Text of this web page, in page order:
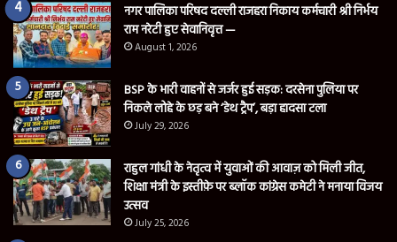
नगर पालिका परिषद दल्ली राजहरा निकाय कर्मचारी श्री निर्भय
राम नरेटी हुए सेवानिवृत्त —
August 1, 2026
BSP के भारी वाहनों से जर्जर हुई सड़क: दरसेना पुलिया पर
निकले लोहे के छड़ बने ‘डेथ ट्रैप’, बड़ा हादसा टला
July 29, 2026
राहुल गांधी के नेतृत्व में युवाओं की आवाज़ को मिली जीत,
शिक्षा मंत्री के इस्तीफ़े पर ब्लॉक कांग्रेस कमेटी ने मनाया विजय
उत्सव
July 25, 2026